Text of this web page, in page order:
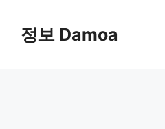
content정보 Damoa